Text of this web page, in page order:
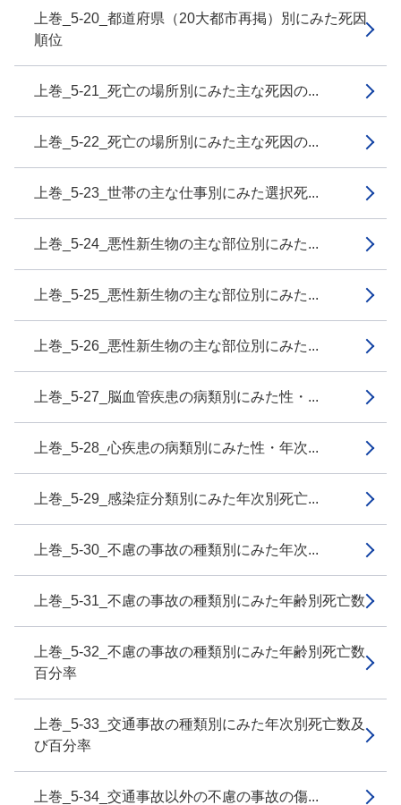
上巻_5-20_都道府県（20大都市再掲）別にみた死因
順位
上巻_5-21_死亡の場所別にみた主な死因の...
上巻_5-22_死亡の場所別にみた主な死因の...
上巻_5-23_世帯の主な仕事別にみた選択死...
上巻_5-24_悪性新生物の主な部位別にみた...
上巻_5-25_悪性新生物の主な部位別にみた...
上巻_5-26_悪性新生物の主な部位別にみた...
上巻_5-27_脳血管疾患の病類別にみた性・...
上巻_5-28_心疾患の病類別にみた性・年次...
上巻_5-29_感染症分類別にみた年次別死亡...
上巻_5-30_不慮の事故の種類別にみた年次...
上巻_5-31_不慮の事故の種類別にみた年齢別死亡数
上巻_5-32_不慮の事故の種類別にみた年齢別死亡数
百分率
上巻_5-33_交通事故の種類別にみた年次別死亡数及
び百分率
上巻_5-34_交通事故以外の不慮の事故の傷...